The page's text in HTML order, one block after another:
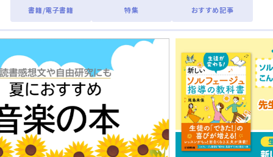
書籍/電子書籍 特集 おすすめ記事